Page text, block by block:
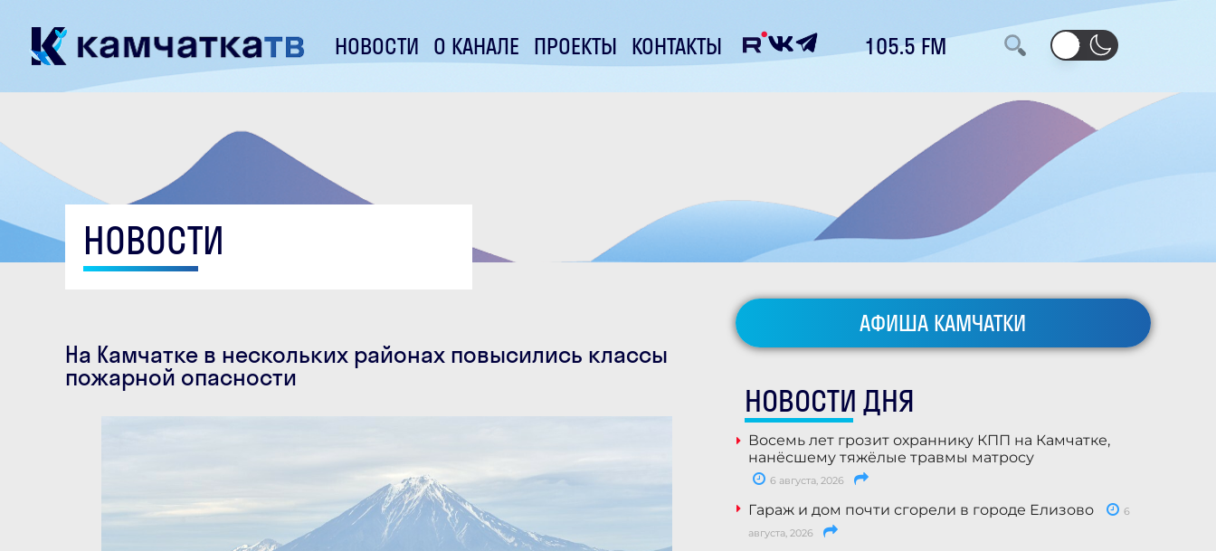
НОВОСТИ О КАНАЛЕ ПРОЕКТЫ КОНТАКТЫ 105.5 FM
НОВОСТИ
На Камчатке в нескольких районах повысились классы
пожарной опасности
АФИША КАМЧАТКИ
НОВОСТИ ДНЯ
Восемь лет грозит охраннику КПП на Камчатке,
нанёсшему тяжёлые травмы матросу
6 августа, 2026
Гараж и дом почти сгорели в городе Елизово
6
августа, 2026